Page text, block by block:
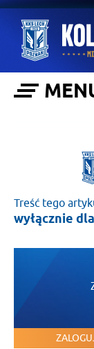
Treść tego
wyłącznie